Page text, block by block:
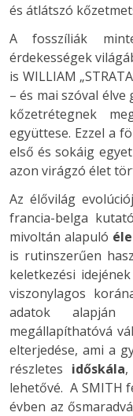
és átlátszó
A fosszíliák
érdekességek
is WILLIAM
– és mai szóval
kőzetrétegnek
együttese. Ezzel a
első és sokáig
azon virágzó élet
Az élővilág
francia-belga
mivoltán alapuló
is rutinszerűen
keletkezési
viszonylagos
adatok alapján
megállapíthatóvá
elterjedése, ami a
részletes időskála,
lehetővé. A SMITH
évben az